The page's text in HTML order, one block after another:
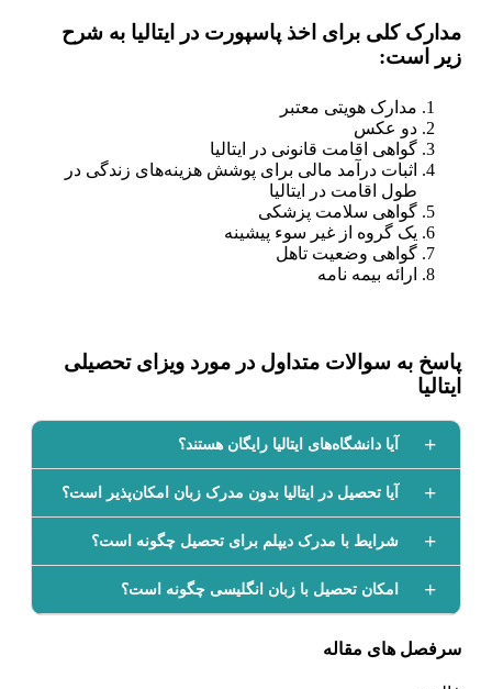
مدارک کلی برای اخذ پاسپورت در ایتالیا به شرح
زیر است:
مدارک هویتی معتبر
دو عکس
گواهی اقامت قانونی در ایتالیا
اثبات درآمد مالی برای پوشش هزینه‌های زندگی در
طول اقامت در ایتالیا
گواهی سلامت پزشکی
یک گروه از غیر سوء پیشینه
گواهی وضعیت تاهل
ارائه بیمه نامه
پاسخ به سوالات متداول در مورد ویزای تحصیلی
ایتالیا
آیا دانشگاه‌های ایتالیا رایگان هستند؟
آیا تحصیل در ایتالیا بدون مدرک زبان امکان‌پذیر است؟
شرایط با مدرک دیپلم برای تحصیل چگونه است؟
امکان تحصیل با زبان انگلیسی چگونه است؟
سرفصل های مقاله